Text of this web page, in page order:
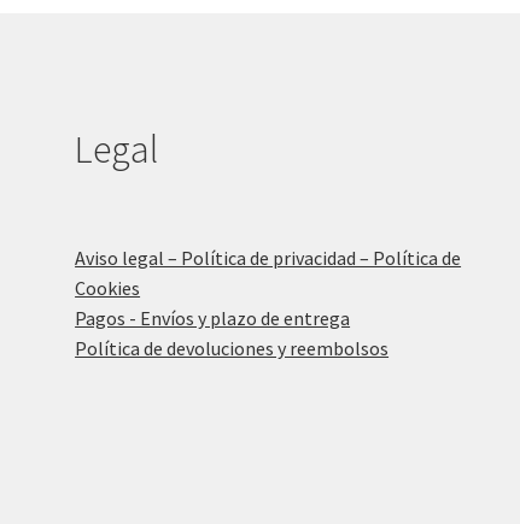
Legal
Aviso legal – Política de privacidad – Política de
Cookies
Pagos - Envíos y plazo de entrega
Política de devoluciones y reembolsos